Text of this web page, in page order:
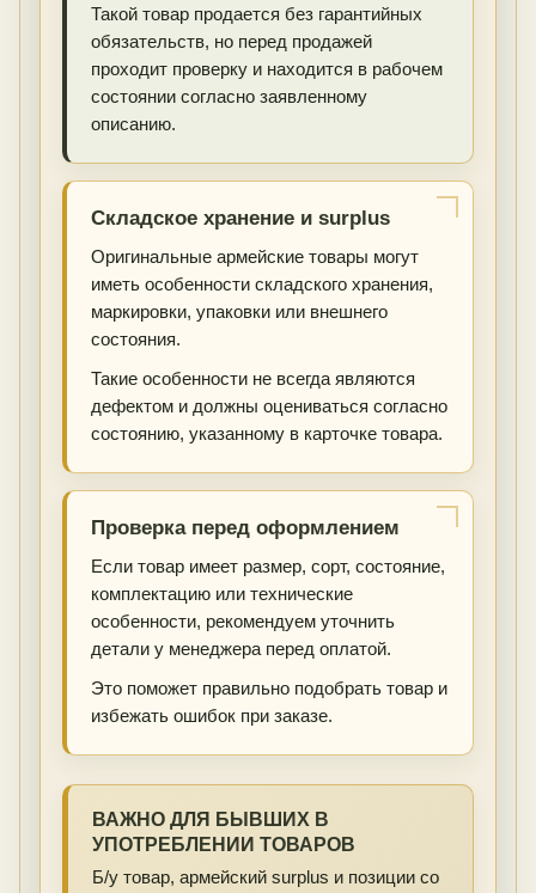
Такой товар продается без гарантийных
обязательств, но перед продажей
проходит проверку и находится в рабочем
состоянии согласно заявленному
описанию.
Складское хранение и surplus
Оригинальные армейские товары могут
иметь особенности складского хранения,
маркировки, упаковки или внешнего
состояния.
Такие особенности не всегда являются
дефектом и должны оцениваться согласно
состоянию, указанному в карточке товара.
Проверка перед оформлением
Если товар имеет размер, сорт, состояние,
комплектацию или технические
особенности, рекомендуем уточнить
детали у менеджера перед оплатой.
Это поможет правильно подобрать товар и
избежать ошибок при заказе.
ВАЖНО ДЛЯ БЫВШИХ В
УПОТРЕБЛЕНИИ ТОВАРОВ
Б/у товар, армейский surplus и позиции со